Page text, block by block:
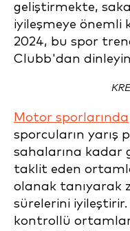
geliştirmekte,
iyileşmeye önemli
2024, bu spor
Clubb'dan
Motor sporlarında
sporcuların yarış
sahalarına kadar
taklit eden
olanak tanıyarak
sürelerini
kontrollü